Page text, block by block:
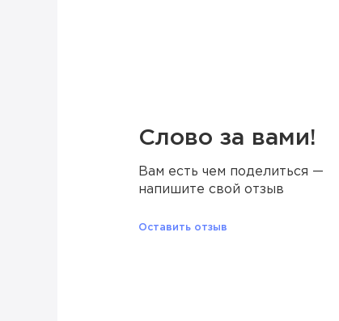
Слово за вами!
Вам есть чем поделиться —
напишите свой отзыв
Оставить отзыв